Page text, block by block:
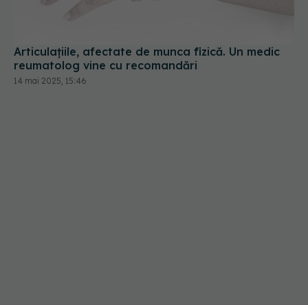
Articulațiile, afectate de munca fizică. Un medic
reumatolog vine cu recomandări
14 mai 2025, 15:46